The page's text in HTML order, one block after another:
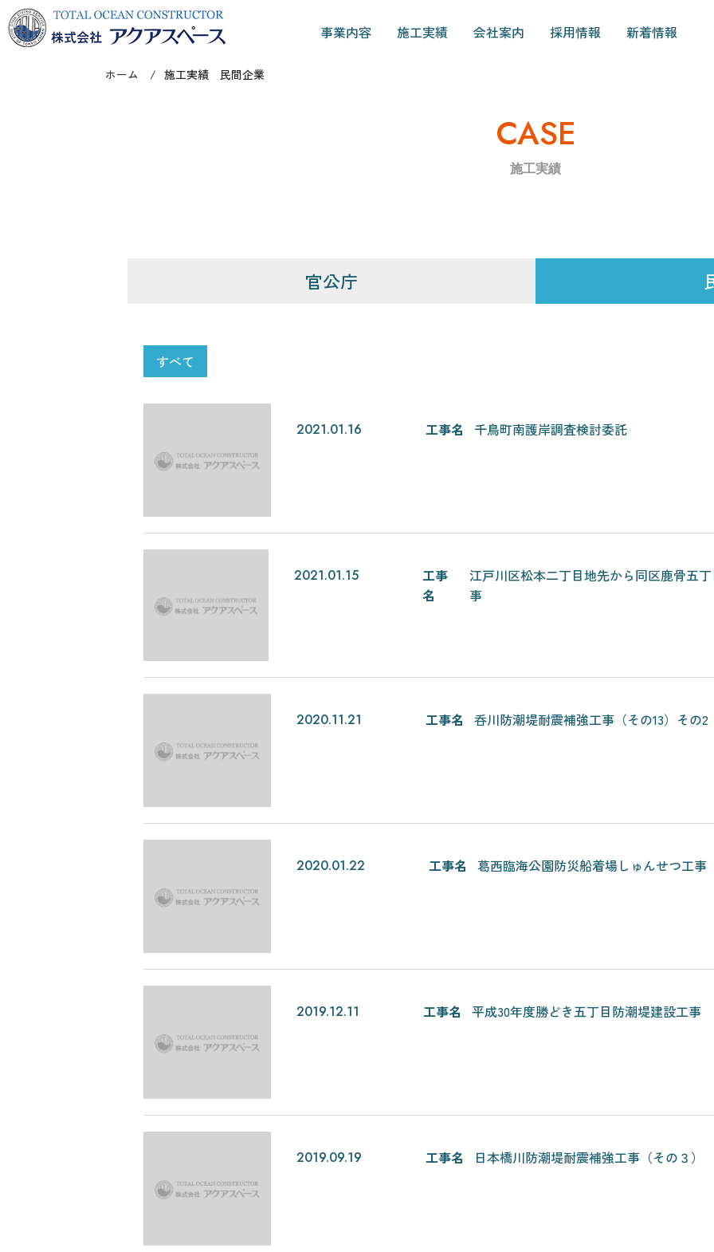
事業内容 施工実績 会社案内 採用情報 新着情報
ホーム 施工実績 民間企業
CASE
施工実績
官公庁
すべて
2021.01.16 工事名 千鳥町南護岸調査検討委託
2021.01.15
工事
名
江戸川区松本二丁目地先から同区鹿骨五
事
2020.11.21 工事名 呑川防潮堤耐震補強工事（その13）その2
2020.01.22 工事名 葛西臨海公園防災船着場しゅんせつ工事
2019.12.11 工事名 平成30年度勝どき五丁目防潮堤建設工事
2019.09.19 工事名 日本橋川防潮堤耐震補強工事（その３）